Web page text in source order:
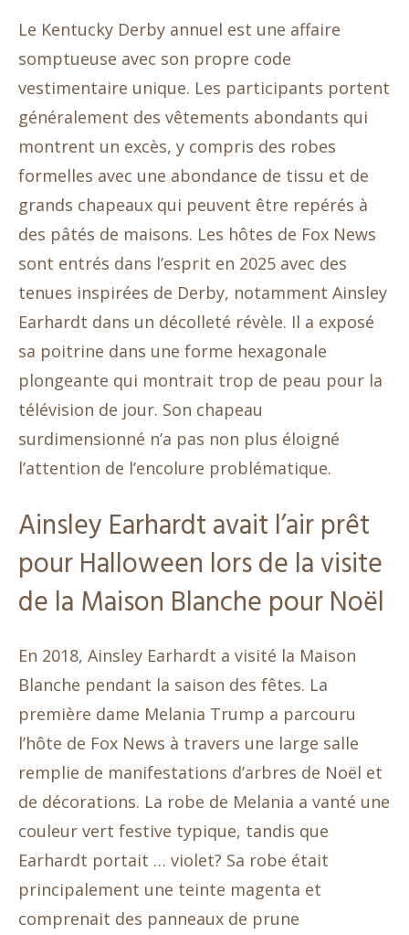
Le Kentucky Derby annuel est une affaire
somptueuse avec son propre code
vestimentaire unique. Les participants portent
généralement des vêtements abondants qui
montrent un excès, y compris des robes
formelles avec une abondance de tissu et de
grands chapeaux qui peuvent être repérés à
des pâtés de maisons. Les hôtes de Fox News
sont entrés dans l’esprit en 2025 avec des
tenues inspirées de Derby, notamment Ainsley
Earhardt dans un décolleté révèle. Il a exposé
sa poitrine dans une forme hexagonale
plongeante qui montrait trop de peau pour la
télévision de jour. Son chapeau
surdimensionné n’a pas non plus éloigné
l’attention de l’encolure problématique.
Ainsley Earhardt avait l’air prêt
pour Halloween lors de la visite
de la Maison Blanche pour Noël
En 2018, Ainsley Earhardt a visité la Maison
Blanche pendant la saison des fêtes. La
première dame Melania Trump a parcouru
l’hôte de Fox News à travers une large salle
remplie de manifestations d’arbres de Noël et
de décorations. La robe de Melania a vanté une
couleur vert festive typique, tandis que
Earhardt portait … violet? Sa robe était
principalement une teinte magenta et
comprenait des panneaux de prune